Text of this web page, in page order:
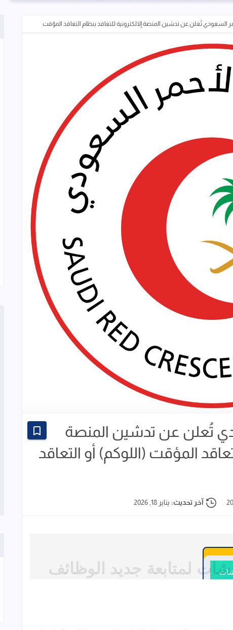
السعودي تُعلن عن تدشين المنصة إلالكترونية للتعاقد بنظام التعاقد المؤقت
تُعلن عن تدشين المنصة
المؤقت (اللوكم) أو التعاقد
آخر تحديث: يناير 18, 2026
شات لمتابعة جديد الوظائف